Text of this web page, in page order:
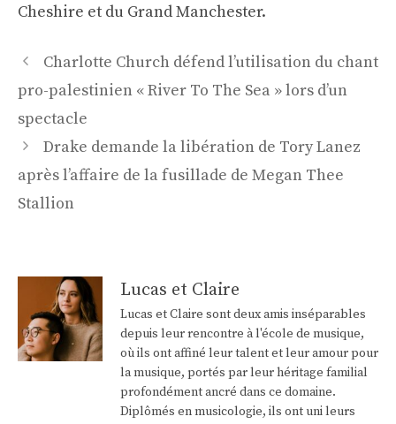
Cheshire et du Grand Manchester.
Navigation
des
Charlotte Church défend l’utilisation du chant
pro-palestinien « River To The Sea » lors d’un
spectacle
Drake demande la libération de Tory Lanez
après l’affaire de la fusillade de Megan Thee
Stallion
Lucas et Claire
Lucas et Claire sont deux amis inséparables
depuis leur rencontre à l'école de musique,
où ils ont affiné leur talent et leur amour pour
la musique, portés par leur héritage familial
profondément ancré dans ce domaine.
Diplômés en musicologie, ils ont uni leurs